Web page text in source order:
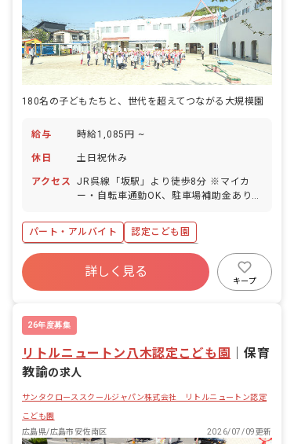
180名の子どもたちと、世代を超えてつながる大規模園
給与 時給1,085円 ~
休日 土日祝休み
アクセス
JR呉線「坂駅」より徒歩8分 ※マイカ
ー・自転車通勤OK、駐車場補助金あり！
ります。駅周辺にも家電量販店やドラッ
グストアが揃っており買い物に便利な立
地です。 ※熊野エリア、府中、海田、矢
野、中野など各方面からアクセスしやす
パート・アルバイト
認定こども園
ボーナス・賞与あり
社会保険完備
有給
残業少なめ
詳しく見る
キープ
26年度募集
リトルニュートン八木認定こども園
保育
教諭の求人
サンタクローススクールジャパン株式会社 リトルニュートン認定
こども園
広島県/広島市安佐南区
2026/07/09更新